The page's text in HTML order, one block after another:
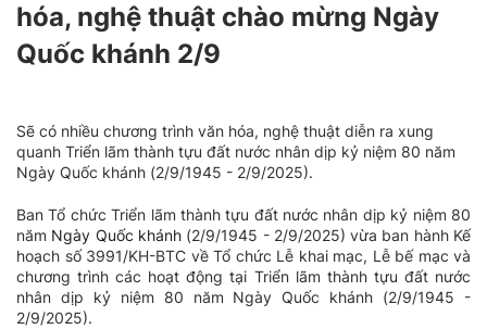
hóa, nghệ thuật chào mừng Ngày
Quốc khánh 2/9
Sẽ có nhiều chương trình văn hóa, nghệ thuật diễn ra xung
quanh Triển lãm thành tựu đất nước nhân dịp kỷ niệm 80 năm
Ngày Quốc khánh (2/9/1945 - 2/9/2025).
Ban Tổ chức Triển lãm thành tựu đất nước nhân dịp kỷ niệm 80
năm Ngày Quốc khánh(2/9/1945 - 2/9/2025) vừa ban hành Kế
hoạch số 3991/KH-BTC về Tổ chức Lễ khai mạc, Lễ bế mạc và
chương trình các hoạt động tại Triển lãm thành tựu đất nước
nhân dịp kỷ niệm 80 năm Ngày Quốc khánh (2/9/1945 -
2/9/2025).